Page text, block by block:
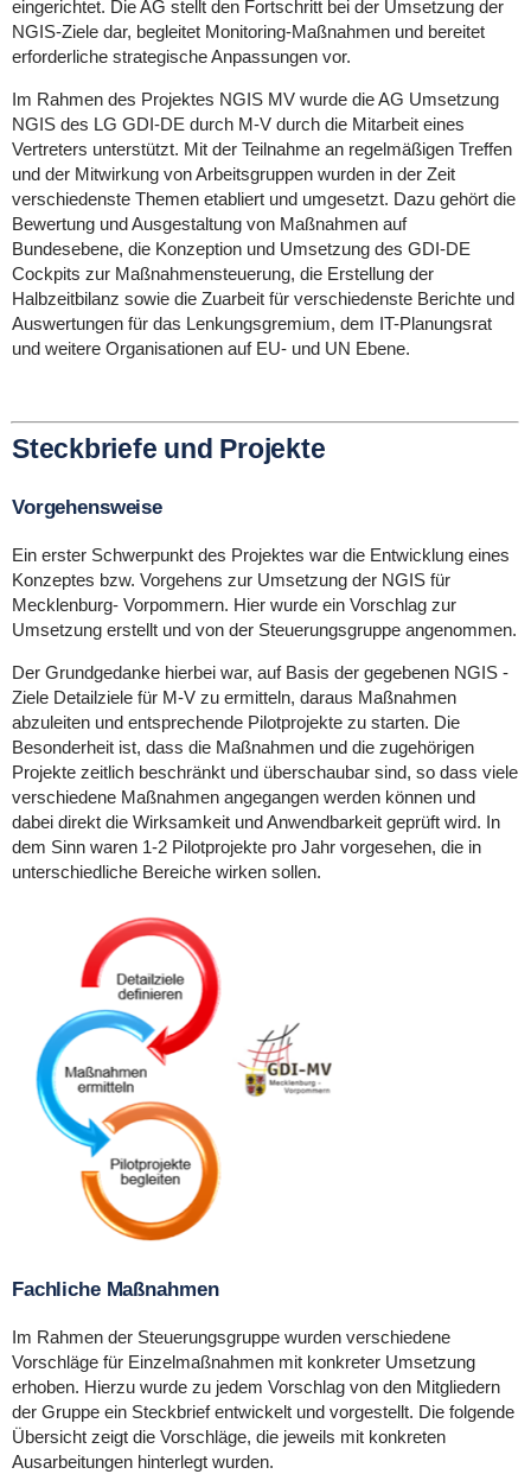
eingerichtet. Die AG stellt den Fortschritt bei der Umsetzung der
NGIS-Ziele dar, begleitet Monitoring-Maßnahmen und bereitet
erforderliche strategische Anpassungen vor.
Im Rahmen des Projektes NGIS MV wurde die AG Umsetzung
NGIS des LG GDI-DE durch M-V durch die Mitarbeit eines
Vertreters unterstützt. Mit der Teilnahme an regelmäßigen Treffen
und der Mitwirkung von Arbeitsgruppen wurden in der Zeit
verschiedenste Themen etabliert und umgesetzt. Dazu gehört die
Bewertung und Ausgestaltung von Maßnahmen auf
Bundesebene, die Konzeption und Umsetzung des GDI-DE
Cockpits zur Maßnahmensteuerung, die Erstellung der
Halbzeitbilanz sowie die Zuarbeit für verschiedenste Berichte und
Auswertungen für das Lenkungsgremium, dem IT-Planungsrat
und weitere Organisationen auf EU- und UN Ebene.
Steckbriefe und Projekte
Vorgehensweise
Ein erster Schwerpunkt des Projektes war die Entwicklung eines
Konzeptes bzw. Vorgehens zur Umsetzung der NGIS für
Mecklenburg- Vorpommern. Hier wurde ein Vorschlag zur
Umsetzung erstellt und von der Steuerungsgruppe angenommen.
Der Grundgedanke hierbei war, auf Basis der gegebenen NGIS -
Ziele Detailziele für M-V zu ermitteln, daraus Maßnahmen
abzuleiten und entsprechende Pilotprojekte zu starten. Die
Besonderheit ist, dass die Maßnahmen und die zugehörigen
Projekte zeitlich beschränkt und überschaubar sind, so dass viele
verschiedene Maßnahmen angegangen werden können und
dabei direkt die Wirksamkeit und Anwendbarkeit geprüft wird. In
dem Sinn waren 1-2 Pilotprojekte pro Jahr vorgesehen, die in
unterschiedliche Bereiche wirken sollen.
Fachliche Maßnahmen
Im Rahmen der Steuerungsgruppe wurden verschiedene
Vorschläge für Einzelmaßnahmen mit konkreter Umsetzung
erhoben. Hierzu wurde zu jedem Vorschlag von den Mitgliedern
der Gruppe ein Steckbrief entwickelt und vorgestellt. Die folgende
Übersicht zeigt die Vorschläge, die jeweils mit konkreten
Ausarbeitungen hinterlegt wurden.